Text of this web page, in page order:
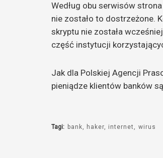
Według obu serwisów
nie zostało to dostrzeżone.
skryptu nie została
część instytucji
Jak dla Polskiej Agencji
pieniądze klientów banków
Tagi: bank haker internet wirus